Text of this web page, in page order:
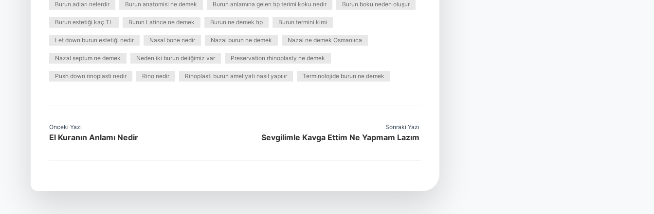
Burun adları nelerdir Burun anatomisi ne demek Burun anlamına gelen tıp terimi koku nedir Burun boku neden oluşur
Burun estetiği kaç TL Burun Latince ne demek Burun ne demek tıp Burun termini kimi
Let down burun estetiği nedir Nasal bone nedir Nazal burun ne demek Nazal ne demek Osmanlıca
Nazal septum ne demek Neden iki burun deliğimiz var Preservation rhinoplasty ne demek
Push down rinoplasti nedir Rino nedir Rinoplasti burun ameliyatı nasıl yapılır Terminolojide burun ne demek
Önceki Yazı
El Kuranın Anlamı Nedir
Sonraki Yazı
Sevgilimle Kavga Ettim Ne Yapmam Lazım